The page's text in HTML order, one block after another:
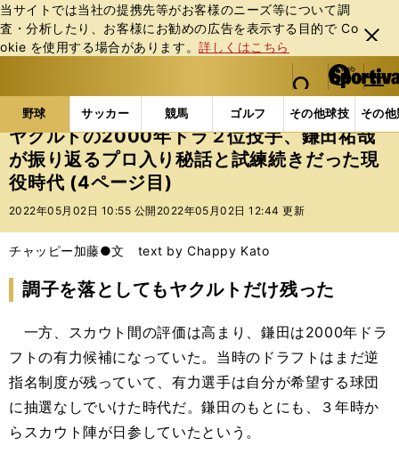
当サイトでは当社の提携先等がお客様のニーズ等について調
査・分析したり、お客様にお勧めの広告を表⽰する⽬的で Co
okie を使⽤する場合があります。詳しくはこちら
閉じ
る
web Sportiva (webスポルティーバ)
検索
マイペ
ー
ジ
メニュ
野球 サッカー 競馬 ゴルフ その他球技 その
b
ス
ポ
ル
テ
ー
バ
野球の記事一覧 プロ野球 ヤクルトの2000年ドラ２
ヤクルトの2000年ドラ２位投手、鎌田祐哉
が振り返るプロ入り秘話と試練続きだった現
役時代 (4ページ目)
2022年05月02日 10:55 公開 2022年05月02日 12:44 更新
チャッピー加藤●文 text by Chappy Kato
調子を落としてもヤクルトだけ残った
一方、スカウト間の評価は高まり、鎌田は2000年ドラ
フトの有力候補になっていた。当時のドラフトはまだ逆
指名制度が残っていて、有力選手は自分が希望する球団
に抽選なしでいけた時代だ。鎌田のもとにも、３年時か
らスカウト陣が日参していたという。